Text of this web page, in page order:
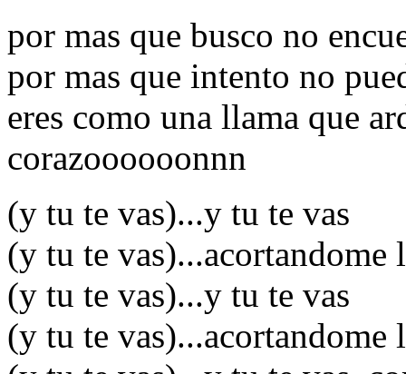
por mas que busco no
por mas que intento no
eres como una llama que
corazoooooonnn
(y tu te vas)...y tu te vas
(y tu te vas)...acortandome
(y tu te vas)...y tu te vas
(y tu te vas)...acortandome